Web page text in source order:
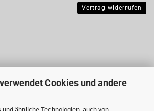
Cookies und andere
ähnliche Technologien, auch von
Vertrag widerrufen